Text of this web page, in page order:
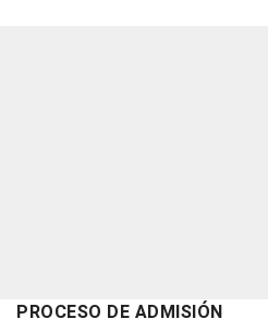
PROCESO DE ADMISIÓN